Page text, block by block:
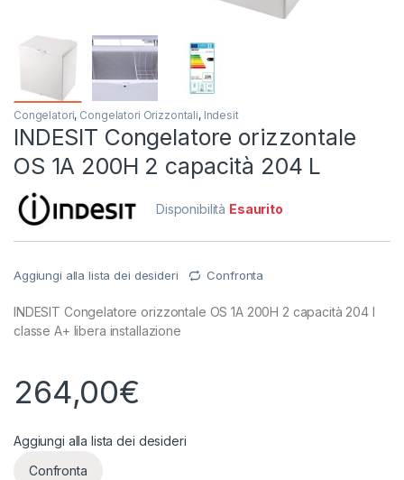
Congelatori, Congelatori Orizzontali, Indesit
INDESIT Congelatore orizzontale
OS 1A 200H 2 capacità 204 L
Disponibilità Esaurito
Aggiungi alla lista dei desideri Confronta
INDESIT Congelatore orizzontale OS 1A 200H 2 capacità 204 l
classe A+ libera installazione
264,00€
Aggiungi alla lista dei desideri
Confronta